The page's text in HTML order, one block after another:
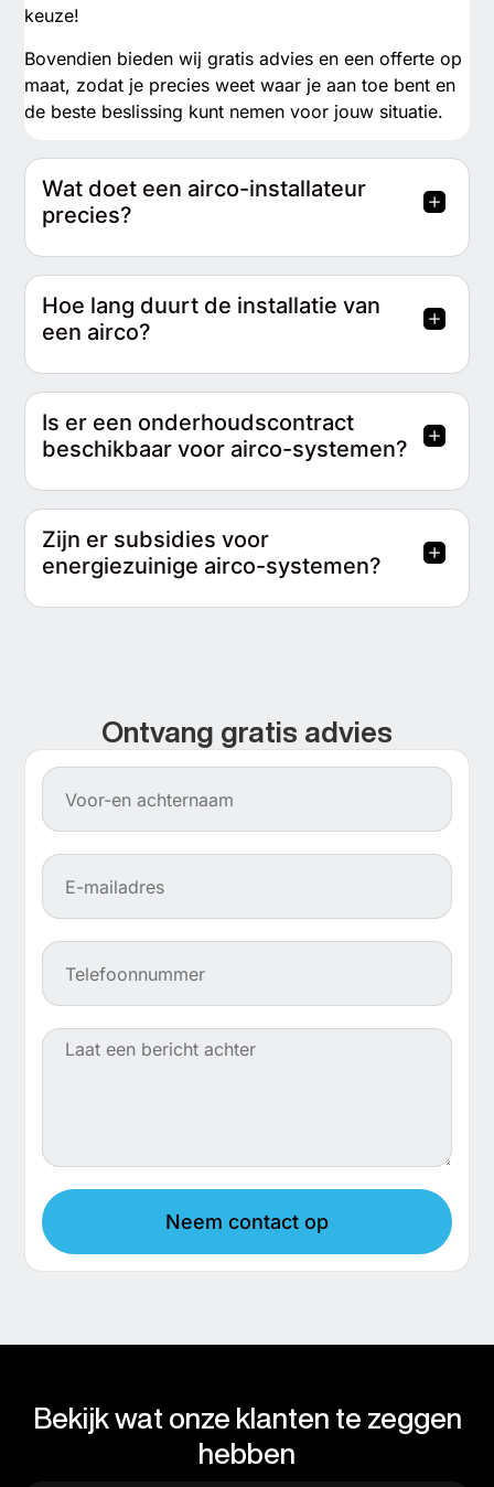
keuze!
Bovendien bieden wij gratis advies en een offerte op
maat, zodat je precies weet waar je aan toe bent en
de beste beslissing kunt nemen voor jouw situatie.
Wat doet een airco-installateur
precies?
Hoe lang duurt de installatie van
een airco?
Is er een onderhoudscontract
beschikbaar voor airco-systemen?
Zijn er subsidies voor
energiezuinige airco-systemen?
Ontvang gratis advies
Neem contact op
Bekijk wat onze klanten te zeggen
hebben